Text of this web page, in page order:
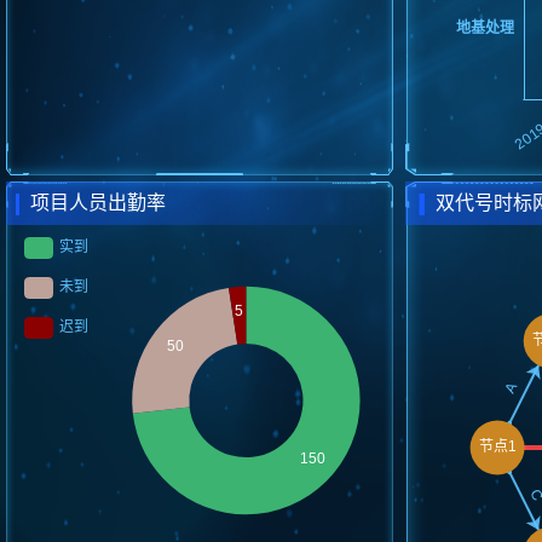
项目人员出勤率 双代号时标